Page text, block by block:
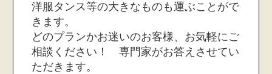
洋服タンス等の大きなものも運ぶことがで
きます。
どのプランかお迷いのお客様、お気軽にご
相談ください！ 専門家がお答えさせてい
ただきます。